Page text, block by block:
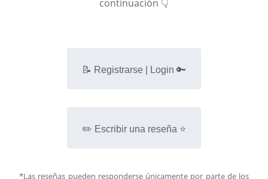
continuación 👇
📝 Registrarse | Login 🔑
✏️ Escribir una reseña ⭐
*Las reseñas pueden responderse únicamente por parte de los